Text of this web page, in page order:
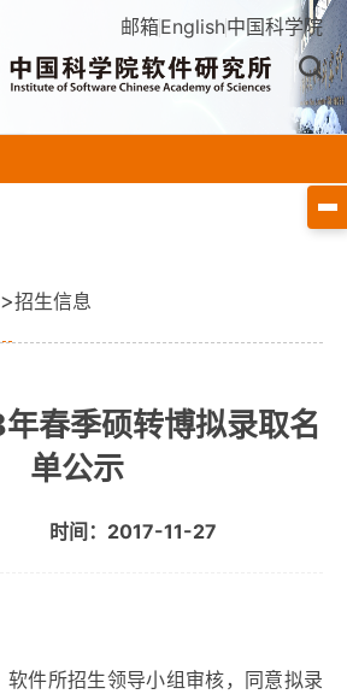
邮箱English中国科学院
>招生信息
春季硕转博拟录取名
单公示
时间：2017-11-27
软件所招生领导小组审核，同意拟录